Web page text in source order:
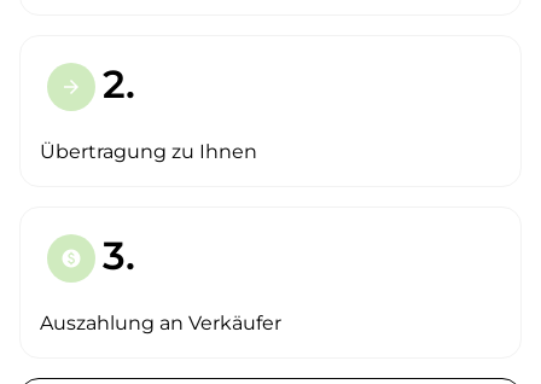
arrow_forward 2.
Übertragung zu Ihnen
paid 3.
Auszahlung an Verkäufer